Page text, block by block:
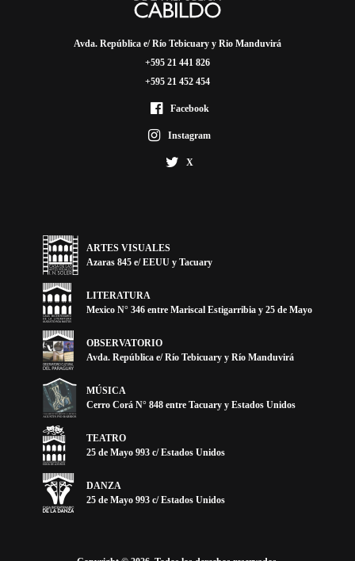
Avda. República e/ Río Tebicuary y Rio Manduvirá
+595 21 441 826
+595 21 452 454
Facebook
Instagram
X
ARTES VISUALES
Azaras 845 e/ EEUU y Tacuary
LITERATURA
Mexico N° 346 entre Mariscal Estigarribia y 25 de Mayo
OBSERVATORIO
Avda. República e/ Río Tebicuary y Río Manduvirá
MÚSICA
Cerro Corá N° 848 entre Tacuary y Estados Unidos
TEATRO
25 de Mayo 993 c/ Estados Unidos
DANZA
25 de Mayo 993 c/ Estados Unidos